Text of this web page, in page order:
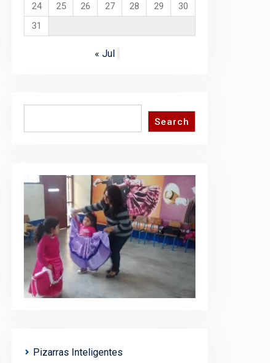
24
25 26 27 28 29
30
31
« Jul
Search
Pizarras Inteligentes